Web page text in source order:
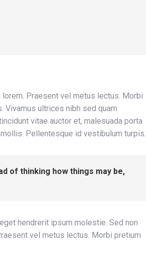
Praesent vel metus lectus. Morbi
Vivamus ultrices nibh sed quam
vitae auctor et, malesuada porta
Pellentesque id vestibulum turpis.
of thinking how things may be,
hendrerit ipsum molestie. Sed non
vel metus lectus. Morbi pretium